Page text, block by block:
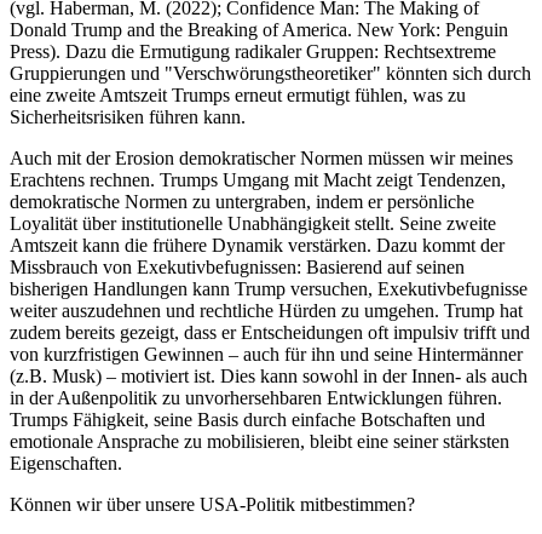
(vgl. Haberman, M. (2022); Confidence Man: The Making of
Donald Trump and the Breaking of America. New York: Penguin
Press). Dazu die Ermutigung radikaler Gruppen: Rechtsextreme
Gruppierungen und "Verschwörungstheoretiker" könnten sich durch
eine zweite Amtszeit Trumps erneut ermutigt fühlen, was zu
Sicherheitsrisiken führen kann.
Auch mit der Erosion demokratischer Normen müssen wir meines
Erachtens rechnen. Trumps Umgang mit Macht zeigt Tendenzen,
demokratische Normen zu untergraben, indem er persönliche
Loyalität über institutionelle Unabhängigkeit stellt. Seine zweite
Amtszeit kann die frühere Dynamik verstärken. Dazu kommt der
Missbrauch von Exekutivbefugnissen: Basierend auf seinen
bisherigen Handlungen kann Trump versuchen, Exekutivbefugnisse
weiter auszudehnen und rechtliche Hürden zu umgehen. Trump hat
zudem bereits gezeigt, dass er Entscheidungen oft impulsiv trifft und
von kurzfristigen Gewinnen – auch für ihn und seine Hintermänner
(z.B. Musk) – motiviert ist. Dies kann sowohl in der Innen- als auch
in der Außenpolitik zu unvorhersehbaren Entwicklungen führen.
Trumps Fähigkeit, seine Basis durch einfache Botschaften und
emotionale Ansprache zu mobilisieren, bleibt eine seiner stärksten
Eigenschaften.
Können wir über unsere USA-Politik mitbestimmen?